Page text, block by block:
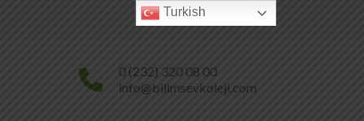
0 (232) 320 08 00
info@bilimsevkoleji.com
Turkish